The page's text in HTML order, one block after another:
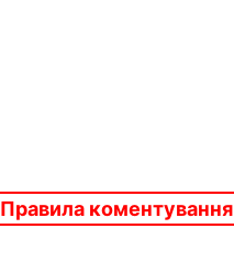
Правила коментування